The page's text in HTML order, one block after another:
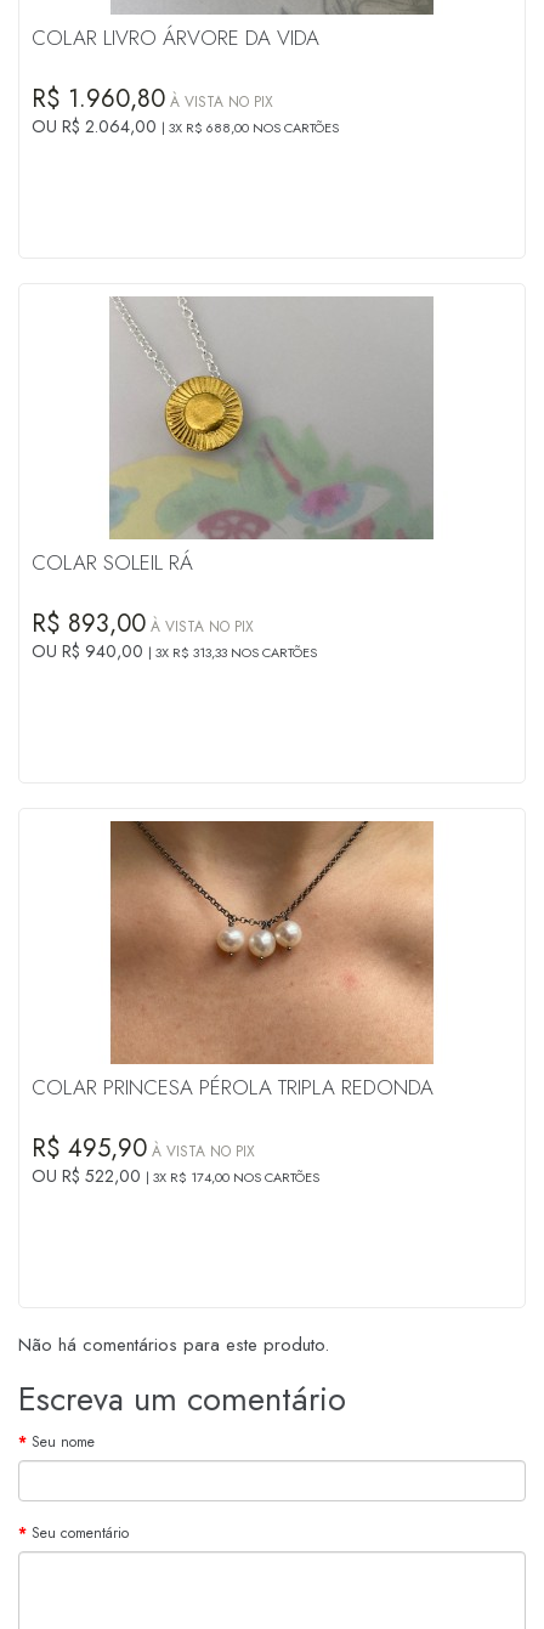
COLAR LIVRO ÁRVORE DA VIDA
R$ 1.960,80 À VISTA NO PIX
OU R$ 2.064,00 3X R$ 688,00 NOS CARTÕES
COLAR SOLEIL RÁ
R$ 893,00 À VISTA NO PIX
OU R$ 940,00 3X R$ 313,33 NOS CARTÕES
COLAR PRINCESA PÉROLA TRIPLA REDONDA
R$ 495,90 À VISTA NO PIX
OU R$ 522,00 3X R$ 174,00 NOS CARTÕES
Não há comentários para este produto.
Escreva um comentário
Seu nome
Seu comentário